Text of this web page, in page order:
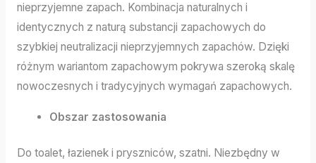
nieprzyjemne zapach. Kombinacja naturalnych i
identycznych z naturą substancji zapachowych do
szybkiej neutralizacji nieprzyjemnych zapachów. Dzięki
różnym wariantom zapachowym pokrywa szeroką skalę
nowoczesnych i tradycyjnych wymagań zapachowych.
Obszar zastosowania
Do toalet, łazienek i pryszniców, szatni. Niezbędny w